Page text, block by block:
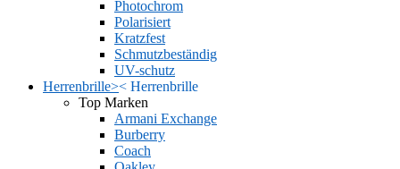
Photochrom
Polarisiert
Kratzfest
Schmutzbeständig
UV-schutz
Herrenbrille>< Herrenbrille
Top Marken
Armani Exchange
Burberry
Coach